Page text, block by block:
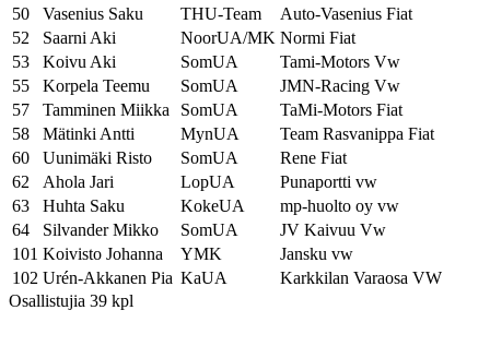
50
Vasenius Saku THU-Team
Auto-Vasenius Fiat
52
Saarni Aki NoorUA/MK Normi Fiat
53
Koivu Aki SomUA
Tami-Motors Vw
55
Korpela Teemu SomUA
JMN-Racing Vw
57
Tamminen Miikka SomUA
TaMi-Motors Fiat
58
Mätinki Antti MynUA
Team Rasvanippa Fiat
60
Uunimäki Risto SomUA
Rene Fiat
62
Ahola Jari LopUA
Punaportti vw
63
Huhta Saku KokeUA
mp-huolto oy vw
64
Silvander Mikko SomUA
JV Kaivuu Vw
101 Koivisto Johanna YMK
Jansku vw
102 Urén-Akkanen Pia KaUA
Karkkilan Varaosa VW
Osallistujia 39 kpl